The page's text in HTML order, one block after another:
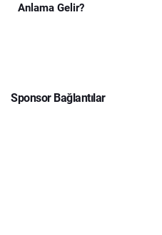
Anlama Gelir?
Sponsor Bağlantılar